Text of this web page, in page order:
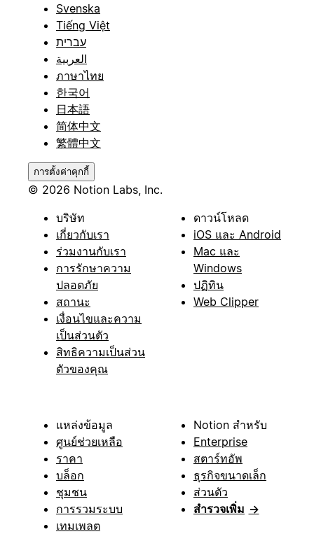
Svenska
Tiếng Việt
עברית
العربية
ภาษาไทย
한국어
日本語
简体中文
繁體中文
การตั้งค่าคุกกี้
© 2026 Notion Labs, Inc.
บริษัท
เกี่ยวกับเรา
ร่วมงานกับเรา
การรักษาความ
ปลอดภัย
สถานะ
เงื่อนไขและความ
เป็นส่วนตัว
สิทธิความเป็นส่วน
ตัวของคุณ
ดาวน์โหลด
iOS และ Android
Mac และ
Windows
ปฏิทิน
Web Clipper
แหล่งข้อมูล
ศูนย์ช่วยเหลือ
ราคา
บล็อก
ชุมชน
การรวมระบบ
เทมเพลต
Notion สำหรับ
Enterprise
สตาร์ทอัพ
ธุรกิจขนาดเล็ก
ส่วนตัว
สำรวจเพิ่ม →